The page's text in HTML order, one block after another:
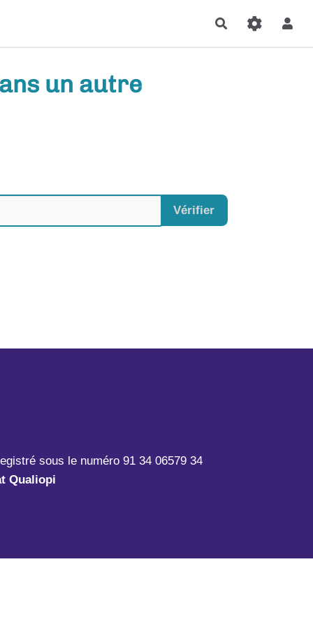
Rechercher
un autre
Vérifier
sous le numéro 91 34 06579 34
Qualiopi